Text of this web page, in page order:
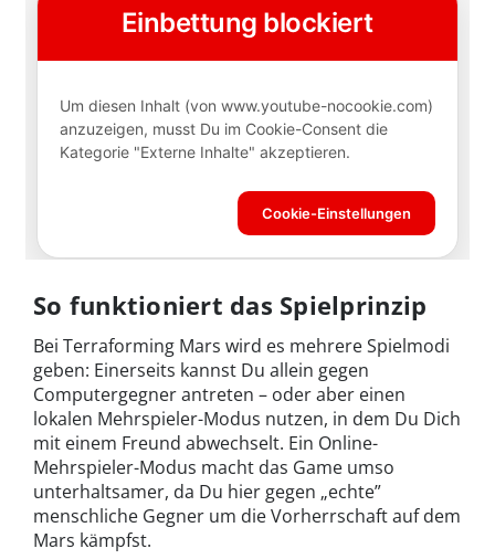
So funktioniert das Spielprinzip
Bei Terraforming Mars wird es mehrere Spielmodi
geben: Einerseits kannst Du allein gegen
Computergegner antreten – oder aber einen
lokalen Mehrspieler-Modus nutzen, in dem Du Dich
mit einem Freund abwechselt. Ein Online-
Mehrspieler-Modus macht das Game umso
unterhaltsamer, da Du hier gegen „echte”
menschliche Gegner um die Vorherrschaft auf dem
Mars kämpfst.